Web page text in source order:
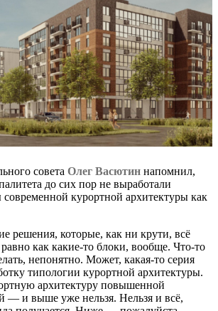
совета Олег Васютин напомнил,
до сих пор не выработали
курортной архитектуры как
решения, которые, как ни крути, всё
как какие-то блоки, вообще. Что-то
непонятно. Может, какая-то серия
типологии курортной архитектуры.
архитектуру повышенной
— и выше уже нельзя. Нельзя и всё,